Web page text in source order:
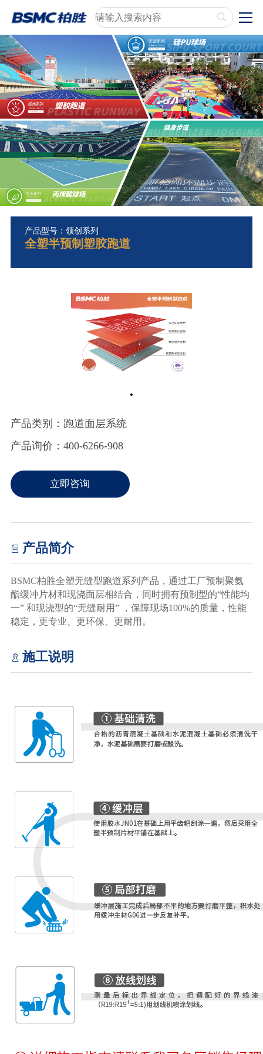
产品型号：领创系列
全塑半预制塑胶跑道
产品类别：跑道面层系统
产品询价：400-6266-908
立即咨询
产品简介
BSMC柏胜全塑无缝型跑道系列产品，通过工厂预制聚氨
酯缓冲片材和现浇面层相结合，同时拥有预制型的“性能均
一” 和现浇型的“无缝耐用” ，保障现场100%的质量，性能
稳定，更专业、更环保、更耐用。
施工说明